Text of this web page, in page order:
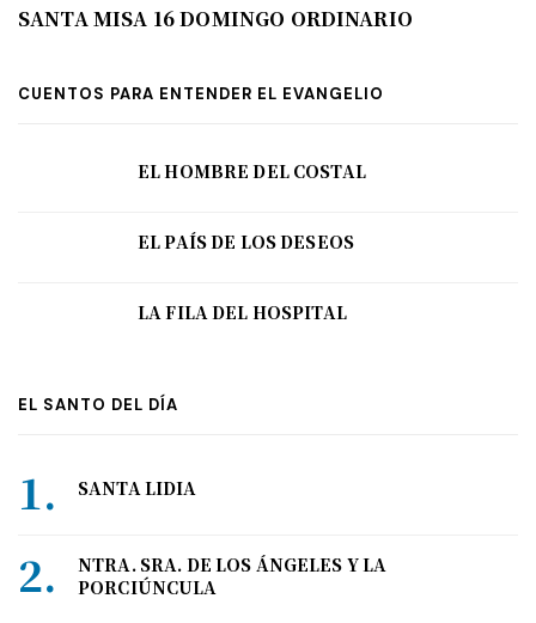
SANTA MISA 16 DOMINGO ORDINARIO
CUENTOS PARA ENTENDER EL EVANGELIO
EL HOMBRE DEL COSTAL
EL PAÍS DE LOS DESEOS
LA FILA DEL HOSPITAL
EL SANTO DEL DÍA
SANTA LIDIA
NTRA. SRA. DE LOS ÁNGELES Y LA
PORCIÚNCULA